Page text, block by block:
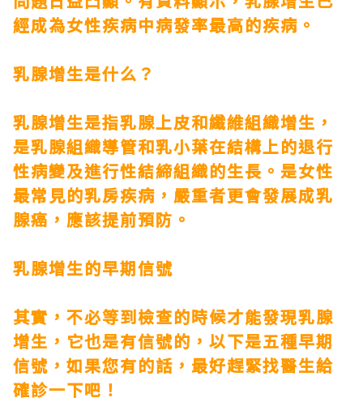
經成為女性疾病中病發率最高的疾病。
乳腺增生是什么？
乳腺增生是指乳腺上皮和纖維組織增生，
是乳腺組織導管和乳小葉在結構上的退行
性病變及進行性結締組織的生長。是女性
最常見的乳房疾病，嚴重者更會發展成乳
腺癌，應該提前預防。
乳腺增生的早期信號
其實，不必等到檢查的時候才能發現乳腺
增生，它也是有信號的，以下是五種早期
信號，如果您有的話，最好趕緊找醫生給
確診一下吧！